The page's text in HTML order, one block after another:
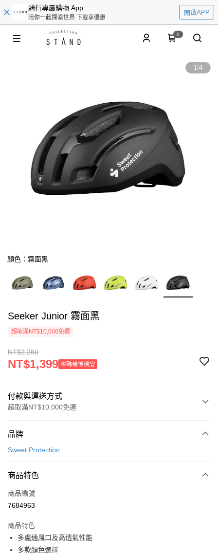
騎行專屬購物 App
陪你一起探索世界 下載享優惠
開啟APP
0
1/4
顏色：霧面黑
Seeker Junior 霧面黑
超取滿NT$10,000免運
NT$2,280
NT$1,399 零碼最後機會
付款與運送方式
超取滿NT$10,000免運
信用卡一次付款
LINE Pay
Apple Pay
運送方式
全家店到店
品牌
Sweet Protection
商品特色
商品編號
7684963
商品特色
多處通風口及高透氣性能
多款顏色選擇